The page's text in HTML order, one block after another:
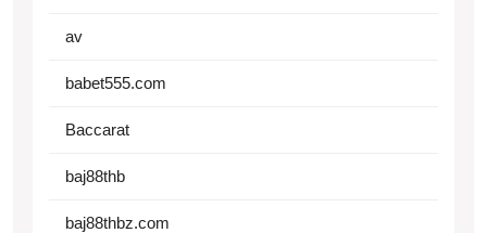
av
babet555.com
Baccarat
baj88thb
baj88thbz.com